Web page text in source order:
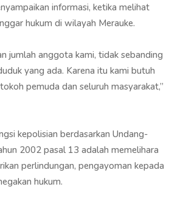
informasi, ketika melihat
hukum di wilayah Merauke.
jumlah anggota kami, tidak sebanding
yang ada. Karena itu kami butuh
pemuda dan seluruh masyarakat,”
kepolisian berdasarkan Undang-
2002 pasal 13 adalah memelihara
perlindungan, pengayoman kepada
hukum.